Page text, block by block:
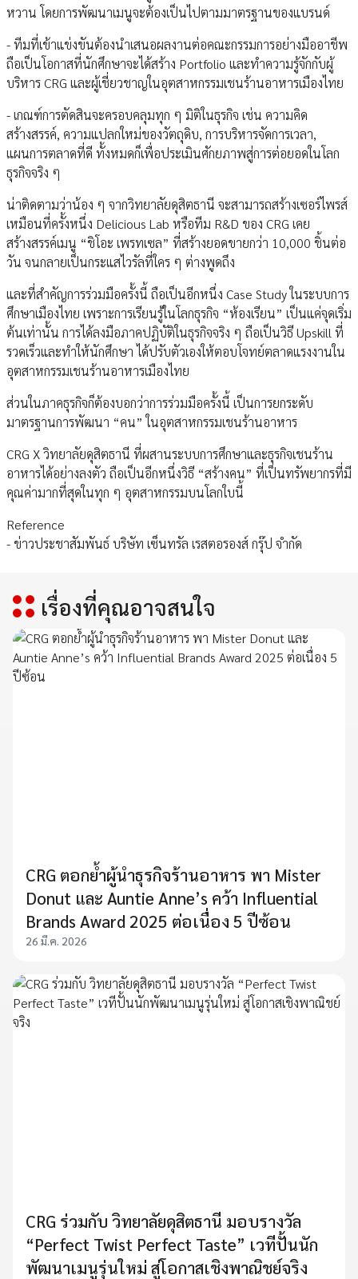
หวาน โดยการพัฒนาเมนูจะต้องเป็นไปตามมาตรฐานของแบรนด์
- ทีมที่เข้าแข่งขันต้องนำเสนอผลงานต่อคณะกรรมการอย่างมืออาชีพ
ถือเป็นโอกาสที่นักศึกษาจะได้สร้าง Portfolio และทำความรู้จักกับผู้
บริหาร CRG และผู้เชี่ยวชาญในอุตสาหกรรมเชนร้านอาหารเมืองไทย
- เกณฑ์การตัดสินจะครอบคลุมทุก ๆ มิติในธุรกิจ เช่น ความคิด
สร้างสรรค์, ความแปลกใหม่ของวัตถุดิบ, การบริหารจัดการเวลา,
แผนการตลาดที่ดี ทั้งหมดก็เพื่อประเมินศักยภาพสู่การต่อยอดในโลก
ธุรกิจจริง ๆ
น่าติดตามว่าน้อง ๆ จากวิทยาลัยดุสิตธานี จะสามารถสร้างเซอร์ไพรส์
เหมือนที่ครั้งหนึ่ง Delicious Lab หรือทีม R&D ของ CRG เคย
สร้างสรรค์เมนู “ชิโอะ เพรทเซล” ที่สร้างยอดขายกว่า 10,000 ชิ้นต่อ
วัน จนกลายเป็นกระแสไวรัลที่ใคร ๆ ต่างพูดถึง
และที่สำคัญการร่วมมือครั้งนี้ ถือเป็นอีกหนึ่ง Case Study ในระบบการ
ศึกษาเมืองไทย เพราะการเรียนรู้ในโลกธุรกิจ “ห้องเรียน” เป็นแค่จุดเริ่ม
ต้นเท่านั้น การได้ลงมือภาคปฏิบัติในธุรกิจจริง ๆ ถือเป็นวิธี Upskill ที่
รวดเร็วและทำให้นักศึกษา ได้ปรับตัวเองให้ตอบโจทย์ตลาดแรงงานใน
อุตสาหกรรมเชนร้านอาหารเมืองไทย
ส่วนในภาคธุรกิจก็ต้องบอกว่าการร่วมมือครั้งนี้ เป็นการยกระดับ
มาตรฐานการพัฒนา “คน” ในอุตสาหกรรมเชนร้านอาหาร
CRG X วิทยาลัยดุสิตธานี ที่ผสานระบบการศึกษาและธุรกิจเชนร้าน
อาหารได้อย่างลงตัว ถือเป็นอีกหนึ่งวิธี “สร้างคน” ที่เป็นทรัพยากรที่มี
คุณค่ามากที่สุดในทุก ๆ อุตสาหกรรมบนโลกใบนี้
Reference
- ข่าวประชาสัมพันธ์ บริษัท เซ็นทรัล เรสตอรองส์ กรุ๊ป จำกัด
เรื่องที่คุณอาจสนใจ
CRG ตอกย้ำผู้นำธุรกิจร้านอาหาร พา Mister
Donut และ Auntie Anne’s คว้า Influential
Brands Award 2025 ต่อเนื่อง 5 ปีซ้อน
26 มี.ค. 2026
CRG ร่วมกับ วิทยาลัยดุสิตธานี มอบรางวัล
“Perfect Twist Perfect Taste” เวทีปั้นนัก
พัฒนาเมนูรุ่นใหม่ สู่โอกาสเชิงพาณิชย์จริง